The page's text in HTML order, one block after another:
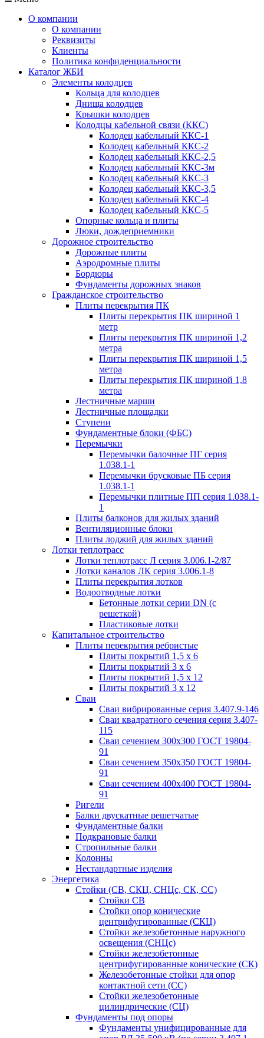
О компании
О компании
Реквизиты
Клиенты
Политика конфиденциальности
Каталог ЖБИ
Элементы колодцев
Кольца для колодцев
Днища колодцев
Крышки колодцев
Колодцы кабельной связи (ККС)
Колодец кабельный ККС-1
Колодец кабельный ККС-2
Колодец кабельный ККС-2,5
Колодец кабельный ККС-3м
Колодец кабельный ККС-3
Колодец кабельный ККС-3,5
Колодец кабельный ККС-4
Колодец кабельный ККС-5
Опорные кольца и плиты
Люки, дождеприемники
Дорожное строительство
Дорожные плиты
Аэродромные плиты
Бордюры
Фундаменты дорожных знаков
Гражданское строительство
Плиты перекрытия ПК
Плиты перекрытия ПК шириной 1
метр
Плиты перекрытия ПК шириной 1,2
метра
Плиты перекрытия ПК шириной 1,5
метра
Плиты перекрытия ПК шириной 1,8
метра
Лестничные марши
Лестничные площадки
Ступени
Фундаментные блоки (ФБС)
Перемычки
Перемычки балочные ПГ серия
1.038.1-1
Перемычки брусковые ПБ серия
1.038.1-1
Перемычки плитные ПП серия 1.038.1-
1
Плиты балконов для жилых зданий
Вентиляционные блоки
Плиты лоджий для жилых зданий
Лотки теплотрасс
Лотки теплотрасс Л серия 3.006.1-2/87
Лотки каналов ЛК серия 3.006.1-8
Плиты перекрытия лотков
Водоотводные лотки
Бетонные лотки серии DN (с
решеткой)
Пластиковые лотки
Капитальное строительство
Плиты перекрытия ребристые
Плиты покрытий 1,5 x 6
Плиты покрытий 3 x 6
Плиты покрытий 1,5 x 12
Плиты покрытий 3 x 12
Сваи
Сваи вибрированные серия 3.407.9-146
Сваи квадратного сечения серия 3.407-
115
Сваи сечением 300х300 ГОСТ 19804-
91
Сваи сечением 350х350 ГОСТ 19804-
91
Сваи сечением 400х400 ГОСТ 19804-
91
Ригели
Балки двускатные решетчатые
Фундаментные балки
Подкрановые балки
Стропильные балки
Колонны
Нестандартные изделия
Энергетика
Стойки (СВ, СКЦ, СНЦс, СК, СС)
Стойки СВ
Стойки опор конические
центрифугированные (СКЦ)
Стойки железобетонные наружного
освещения (СНЦс)
Стойки железобетонные
центрифугированные конические (СК)
Железобетонные стойки для опор
контактной сети (СС)
Стойки железобетонные
цилиндрические (СЦ)
Фундаменты под опоры
Фундаменты унифицированные для